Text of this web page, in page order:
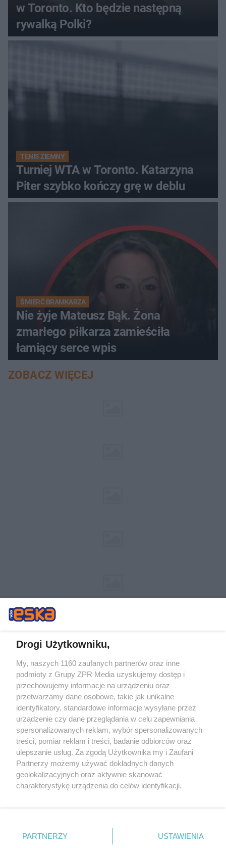
w Toronto. Kto będzie następną
rywalką Polki?
TENIS ZIEMNY
Turniej WTA w Toronto. Katarzyna
Piter szybko kończy grę w deblu
ŚMIERĆ BRAMKARZA
Nie żyje Mateusz Bąk. Żona
zmarłego piłkarza zamieściła
łamiący serce wpis
ZOBACZ WIĘCEJ
Żaden utwór zamieszczony w serwisie nie może być powielany i
rozpowszechniany lub dalej rozpowszechniany w jakikolwiek sposób (w
tym także elektroniczny lub mechaniczny) na jakimkolwiek polu
eksploatacji w jakiejkolwiek formie, włącznie z umieszczaniem w
Internecie bez pisemnej zgody właściciela praw. Jakiekolwiek użycie lub
wykorzystanie utworów w całości lub w części z naruszeniem prawa,
tzn. bez właściwej zgody, jest zabronione pod groźbą kary i może być
ścigane prawnie.
Drogi Użytkowniku,
My, naszych 1160 zaufanych partnerów oraz inne
podmioty z Grupy ZPR Media uzyskujemy dostęp i
przechowujemy informacje na urządzeniu oraz
przetwarzamy dane osobowe, takie jak unikalne
identyfikatory, standardowe informacje wysyłane przez
urządzenie czy dane przeglądania w celu zapewniania
spersonalizowanych reklam, wybór spersonalizowanych
treści, pomiar reklam i treści, badanie odbiorców oraz
ulepszanie usług. Za zgodą Użytkownika my i Zaufani
Partnerzy możemy używać dokładnych danych
geolokalizacyjnych oraz aktywnie skanować
charakterystykę urządzenia do celów identyfikacji.
zmienić/wycofać klikając przycisk ustawień prywatności
znajdujący się w lewym dolnym rogu strony
PARTNERZY USTAWIENIA